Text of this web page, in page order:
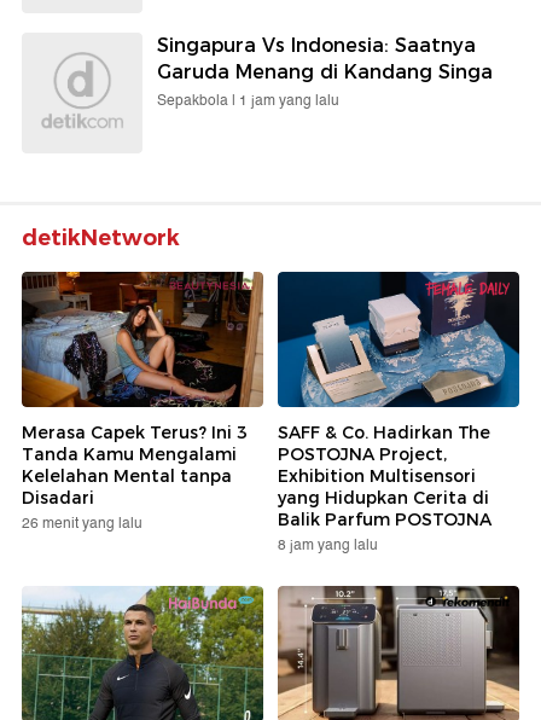
Singapura Vs Indonesia: Saatnya
Garuda Menang di Kandang Singa
Sepakbola | 1 jam yang lalu
detikNetwork
Merasa Capek Terus? Ini 3
Tanda Kamu Mengalami
Kelelahan Mental tanpa
Disadari
26 menit yang lalu
SAFF & Co. Hadirkan The
POSTOJNA Project,
Exhibition Multisensori
yang Hidupkan Cerita di
Balik Parfum POSTOJNA
8 jam yang lalu